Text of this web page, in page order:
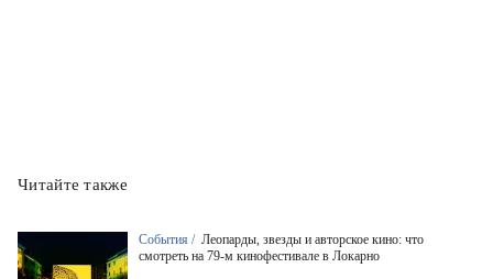
Читайте также
События / Леопарды, звезды и авторское кино: что
смотреть на 79-м кинофестивале в Локарно